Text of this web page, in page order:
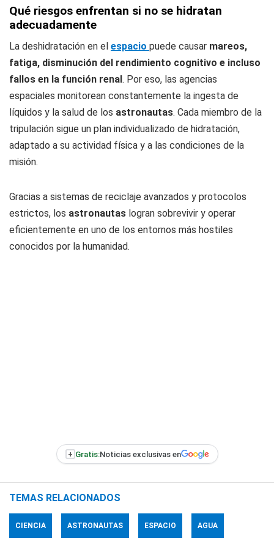
Qué riesgos enfrentan si no se hidratan
adecuadamente
La deshidratación en el espacio puede causar mareos,
fatiga, disminución del rendimiento cognitivo e incluso
fallos en la función renal. Por eso, las agencias
espaciales monitorean constantemente la ingesta de
líquidos y la salud de los astronautas. Cada miembro de la
tripulación sigue un plan individualizado de hidratación,
adaptado a su actividad física y a las condiciones de la
misión.
Gracias a sistemas de reciclaje avanzados y protocolos
estrictos, los astronautas logran sobrevivir y operar
eficientemente en uno de los entornos más hostiles
conocidos por la humanidad.
+ Gratis:Noticias exclusivas en
TEMAS RELACIONADOS
CIENCIA ASTRONAUTAS ESPACIO AGUA